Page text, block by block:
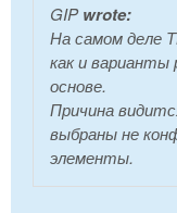
GIPwrote:
На самом деле
как и варианты
основе.
Причина
выбраны не
элементы.